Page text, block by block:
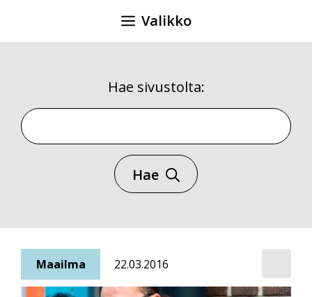
Valikko
Hae sivustolta:
Hae sivustolta
Hae
Maailma 22.03.2016